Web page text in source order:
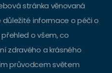
stránka věnovaná
informace o péči o
o všem, co
zdravého a krásného
průvodcem světem